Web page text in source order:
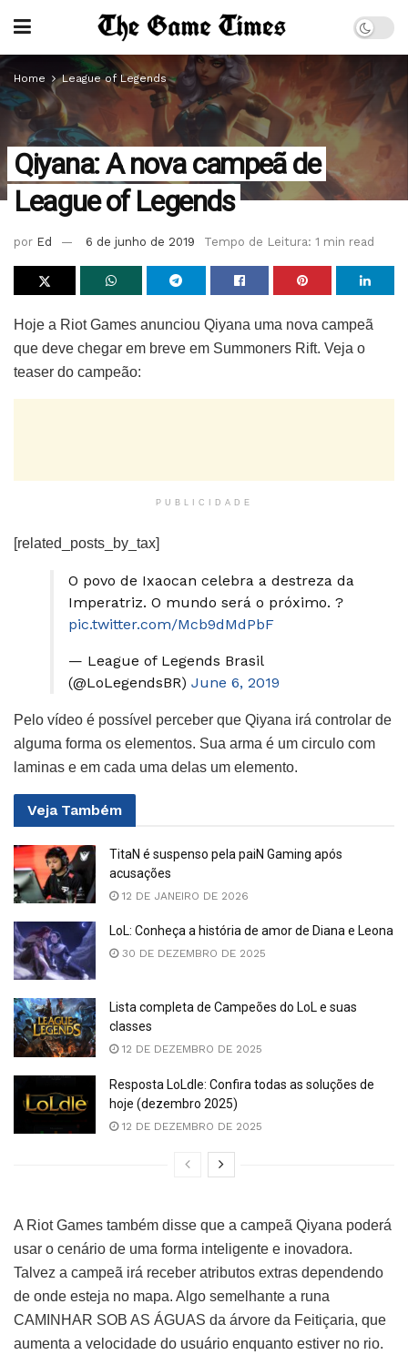
Home League of Legends
Qiyana: A nova campeã de
League of Legends
por Ed 6 de junho de 2019 Tempo de Leitura: 1 min read
Hoje a Riot Games anunciou Qiyana uma nova campeã
que deve chegar em breve em Summoners Rift. Veja o
teaser do campeão:
PUBLICIDADE
[related_posts_by_tax]
O povo de Ixaocan celebra a destreza da
Imperatriz. O mundo será o próximo. ?
pic.twitter.com/Mcb9dMdPbF
— League of Legends Brasil
(@LoLegendsBR) June 6, 2019
Pelo vídeo é possível perceber que Qiyana irá controlar de
alguma forma os elementos. Sua arma é um circulo com
laminas e em cada uma delas um elemento.
Veja Também
TitaN é suspenso pela paiN Gaming após
acusações
12 DE JANEIRO DE 2026
LoL: Conheça a história de amor de Diana e Leona
30 DE DEZEMBRO DE 2025
Lista completa de Campeões do LoL e suas
classes
12 DE DEZEMBRO DE 2025
Resposta LoLdle: Confira todas as soluções de
hoje (dezembro 2025)
12 DE DEZEMBRO DE 2025
A Riot Games também disse que a campeã Qiyana poderá
usar o cenário de uma forma inteligente e inovadora.
Talvez a campeã irá receber atributos extras dependendo
de onde esteja no mapa. Algo semelhante a runa
CAMINHAR SOB AS ÁGUAS da árvore da Feitiçaria, que
aumenta a velocidade do usuário enquanto estiver no rio.